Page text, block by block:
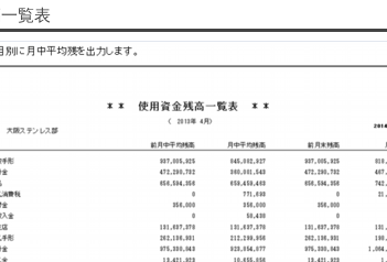
覧表